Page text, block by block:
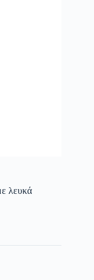
λευκά